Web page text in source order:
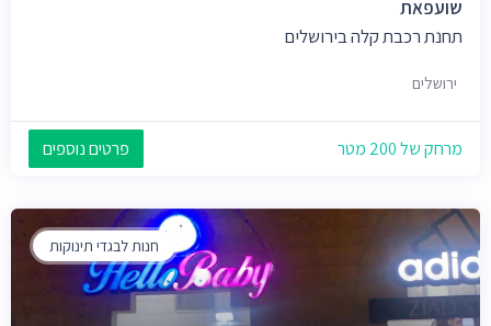
שועפאת
תחנת רכבת קלה בירושלים
ירושלים
מרחק של 200 מטר פרטים נוספים
חנות לבגדי תינוקות